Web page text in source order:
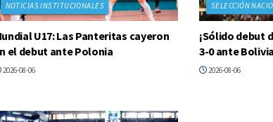
NOTICIAS INSTITUCIONALES
U17: Las Panteritas cayeron
el debut ante Polonia
2026-08-06
SELECCIÓN
¡Sólido debut
3-0 ante Bolivia
2026-08-06